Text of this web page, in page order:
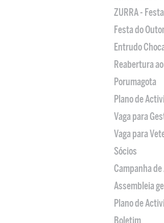
ZURRA -
Festa do
Entrudo
Reabertura
Porumagota
Plano de
Vaga para
Vaga para
Sócios
Campanha
Assembleia
Plano de